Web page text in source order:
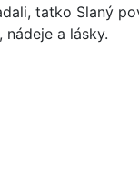
tatko Slaný
a lásky.